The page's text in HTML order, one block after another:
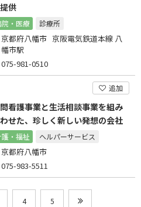
供
院・医療 診療所
京都府八幡市 京阪電気鉄道本線 八
幡市駅
075-981-0510
追加
看護事業と生活相談事業を組み
せた、珍しく新しい発想の会社
護・福祉 ヘルパーサービス
京都府八幡市
075-983-5511
4 5